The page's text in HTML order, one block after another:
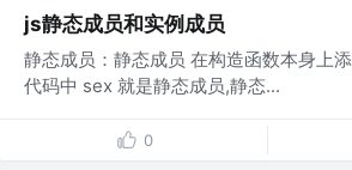
js静态成员和实例成员
静态成员：静态成员 在构造函数本身上
代码中 sex 就是静态成员,静态...
0